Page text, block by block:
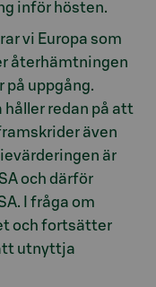
inför hösten.
vi Europa som
återhämtningen
på uppgång.
redan på att
även
är
och därför
I fråga om
och fortsätter
utnyttja